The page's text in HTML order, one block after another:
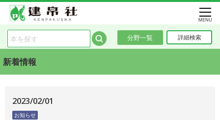
分野一覧 詳細検索
MENU
新着情報
2023/02/01
お知らせ